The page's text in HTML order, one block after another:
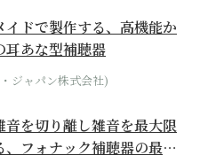
イドで製作する、高機能か
耳あな型補聴器
ジャパン株式会社)
音を切り離し雑音を最大限
、フォナック補聴器の最上